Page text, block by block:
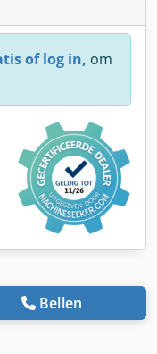
of log in, om
Bellen